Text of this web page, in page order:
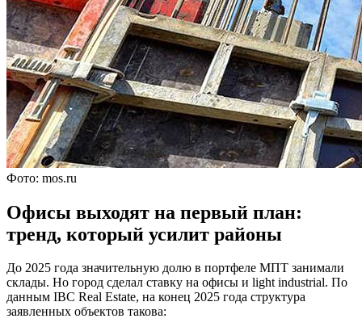
Фото: mos.ru
Офисы выходят на первый план:
тренд, который усилит районы
До 2025 года значительную долю в портфеле МПТ занимали
склады. Но город сделал ставку на офисы и light industrial. По
данным IBC Real Estate, на конец 2025 года структура
заявленных объектов такова: